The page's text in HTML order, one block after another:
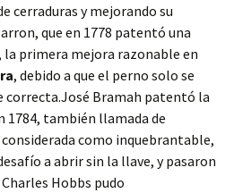
cerraduras y mejorando su
que en 1778 patentó una
la primera mejora razonable en
, debido a que el perno solo se
correcta.José Bramah patentó la
1784, también llamada de
como inquebrantable,
a abrir sin la llave, y pasaron
Hobbs pudo